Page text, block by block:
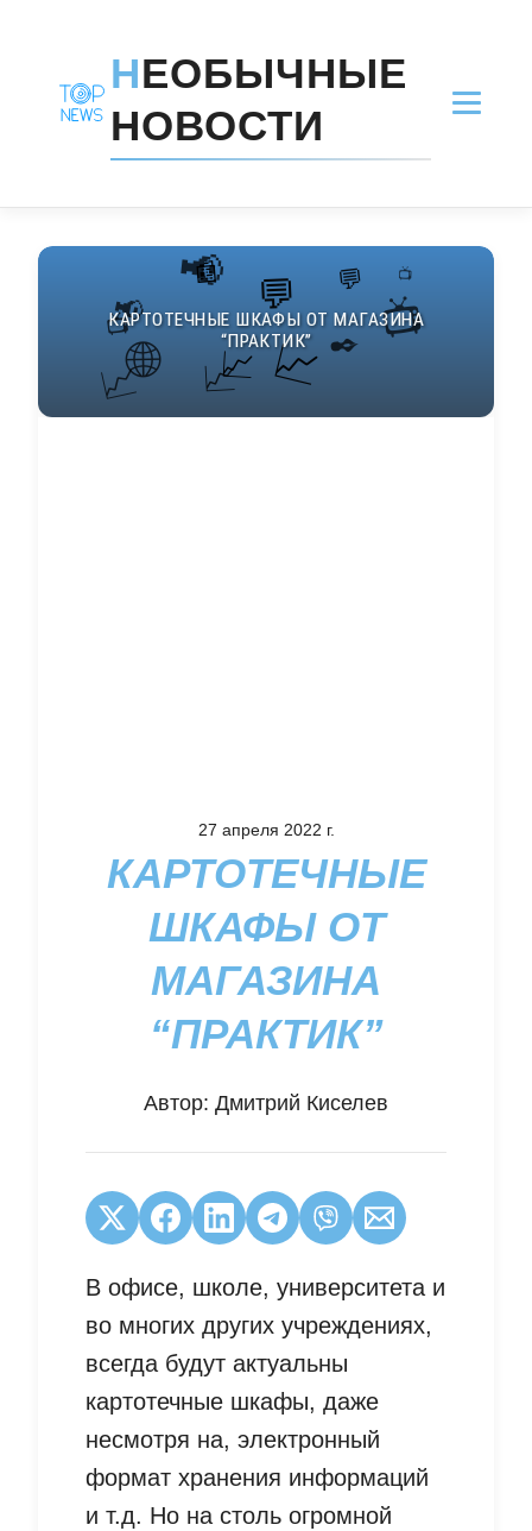
НЕОБЫЧНЫЕ
НОВОСТИ
27 апреля 2022 г.
КАРТОТЕЧНЫЕ
ШКАФЫ ОТ
МАГАЗИНА
“ПРАКТИК”
Автор: Дмитрий Киселев
В офисе, школе, университета и
во многих других учреждениях,
всегда будут актуальны
картотечные шкафы, даже
несмотря на, электронный
формат хранения информаций
и т.д. Но на столь огромной